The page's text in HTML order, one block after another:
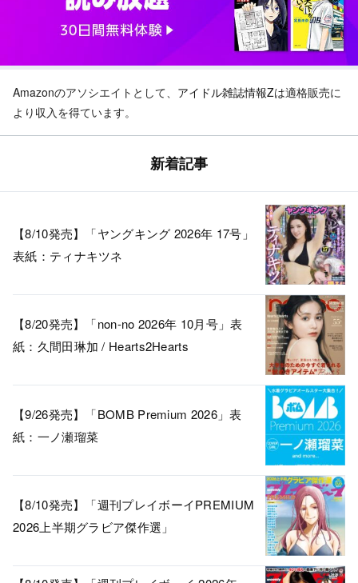
Amazonのアソシエイトとして、 アイドル雑誌情報Zは適格販売に
より収入を得ています。
新着記事
【8/10発売】「ヤングキング 2026年 17号」
表紙：ティナキツネ
【8/20発売】「non-no 2026年 10月号」表
紙：久間田琳加 / Hearts2Hearts
【9/26発売】「BOMB Premium 2026」表
紙：一ノ瀬瑠菜
【8/10発売】「週刊プレイボーイPREMIUM
2026上半期グラビア傑作選」